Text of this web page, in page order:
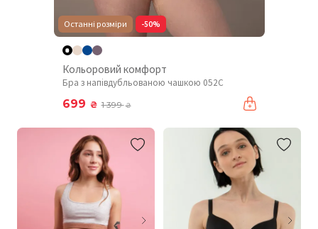
Останні розміри -50%
Кольоровий комфорт
Бра з напівдубльованою чашкою 052C
699 ₴ 1 399₴